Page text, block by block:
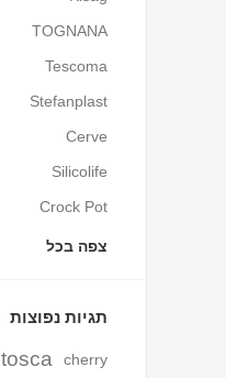
TOGNANA
Tescoma
Stefanplast
Cerve
Silicolife
Crock Pot
צפה בכל
תגיות נפוצות
cherry
tosca